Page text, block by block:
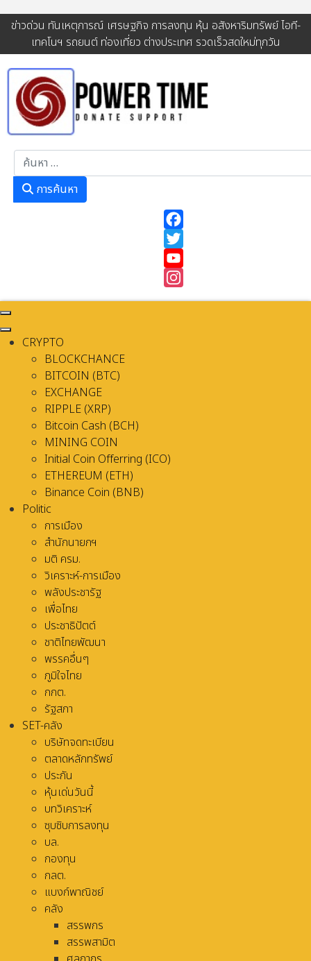
ข่าวด่วน ทันเหตุการณ์ เศรษฐกิจ การลงทุน หุ้น อสังหาริมทรัพย์ ไอที-
เทคโนฯ รถยนต์ ท่องเที่ยว ต่างประเทศ รวดเร็วสดใหม่ทุกวัน
การค้นหา
Instagram
CRYPTO
BLOCKCHANCE
BITCOIN (BTC)
EXCHANGE
RIPPLE (XRP)
Bitcoin Cash (BCH)
MINING COIN
Initial Coin Offerring (ICO)
ETHEREUM (ETH)
Binance Coin (BNB)
Politic
การเมือง
สำนักนายกฯ
มติ ครม.
วิเคราะห์-การเมือง
พลังประชารัฐ
เพื่อไทย
ประชาธิปัตต์
ชาติไทยพัฒนา
พรรคอื่นๆ
ภูมิใจไทย
กกต.
รัฐสภา
SET-คลัง
บริษัทจดทะเบียน
ตลาดหลักทรัพย์
ประกัน
หุ้นเด่นวันนี้
บทวิเคราะห์
ซุบซิบการลงทุน
บล.
กองทุน
กลต.
แบงก์พาณิชย์
คลัง
สรรพกร
สรรพสามิต